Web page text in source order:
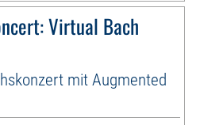
Virtual Bach
mit Augmented